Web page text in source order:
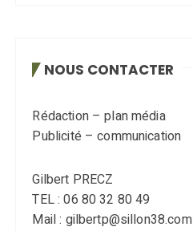
NOUS CONTACTER
Rédaction – plan média
Publicité – communication
Gilbert PRECZ
TEL : 06 80 32 80 49
Mail : gilbertp@sillon38.com